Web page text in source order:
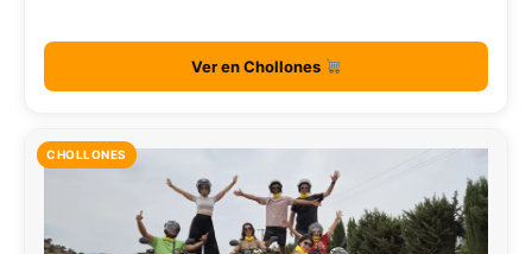
Ver en Chollones
CHOLLONES